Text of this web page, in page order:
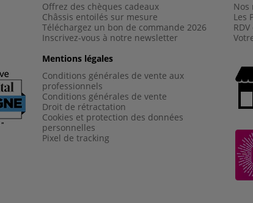
Offrez des chèques cadeaux
Châssis entoilés sur mesure
Téléchargez un bon de commande 2026
Inscrivez-vous à notre newsletter
Mentions légales
Conditions générales de vente aux
professionnels
Conditions générales de vente
Droit de rétractation
Cookies et protection des données
personnelles
Pixel de tracking
Nos
Les